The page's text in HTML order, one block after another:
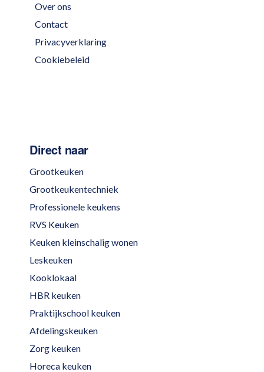
Over ons
Contact
Privacyverklaring
Cookiebeleid
Direct naar
Grootkeuken
Grootkeukentechniek
Professionele keukens
RVS Keuken
Keuken kleinschalig wonen
Leskeuken
Kooklokaal
HBR keuken
Praktijkschool keuken
Afdelingskeuken
Zorg keuken
Horeca keuken